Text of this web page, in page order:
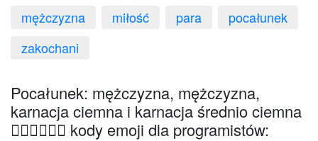
mężczyzna
miłość para
pocałunek
zakochani
Pocałunek: mężczyzna, mężczyzna,
karnacja ciemna i karnacja średnio ciemna
👨🏿‍❤️‍💋‍👨🏾 kody emoji dla programistów: